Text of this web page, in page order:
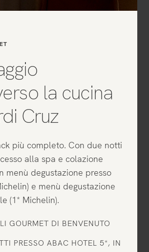
la cucina
Cruz
più completo. Con due notti
alla spa e colazione
menù degustazione presso
e menù degustazione
(1* Michelin).
GOURMET DI BENVENUTO
PRESSO ABAC HOTEL 5*, IN